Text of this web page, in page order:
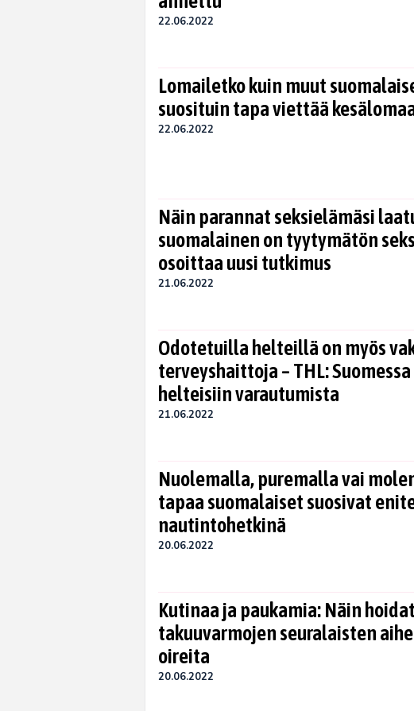
22.06.2022
Lomailetko kuin muut
suosituin tapa viettää
22.06.2022
Näin parannat seksielämäsi
suomalainen on tyytymätön
osoittaa uusi tutkimus
21.06.2022
Odotetuilla helteillä on myös
terveyshaittoja – THL:
helteisiin varautumista
21.06.2022
Nuolemalla, puremalla vai
tapaa suomalaiset suosivat
nautintohetkinä
20.06.2022
Kutinaa ja paukamia: Näin
takuuvarmojen seuralaisten
oireita
20.06.2022